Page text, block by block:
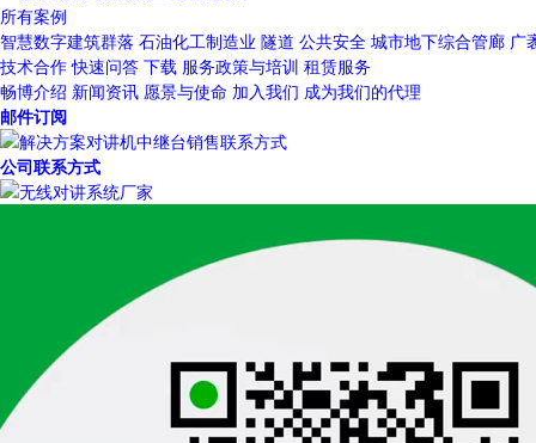
所有案例
智慧数字建筑群落 石油化工制造业 隧道 公共安全 城市地下综合管廊 广
技术合作 快速问答 下载 服务政策与培训 租赁服务
畅博介绍 新闻资讯 愿景与使命 加入我们 成为我们的代理
邮件订阅
公司联系方式